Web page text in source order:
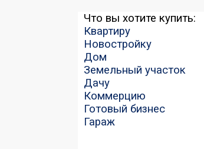
Что вы хотите купить:
Квартиру
Новостройку
Дом
Земельный участок
Дачу
Коммерцию
Готовый бизнес
Гараж